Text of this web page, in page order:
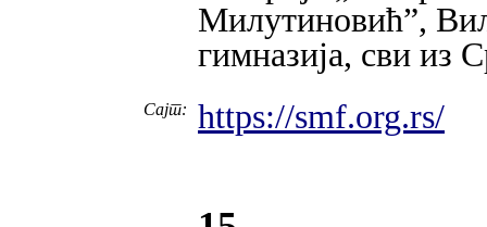
Милутиновић”,
гимназија, сви из
Сајт: https://smf.org.rs/